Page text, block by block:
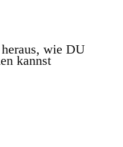
wie DU
kannst